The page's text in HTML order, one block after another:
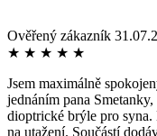
Ověřený zákazník
★ ★ ★ ★ ★
Jsem maximálně
jednáním pana
dioptrické brýle pro
na utažení. Součástí